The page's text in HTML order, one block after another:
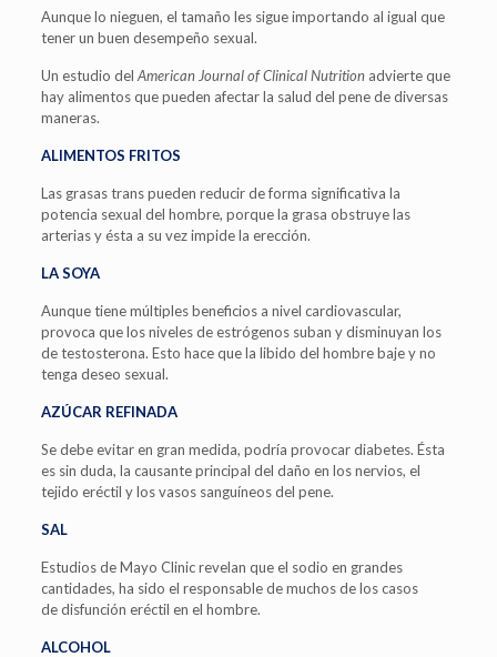
Aunque lo nieguen, el tamaño les sigue importando al igual que
tener un buen desempeño sexual.
Un estudio del American Journal of Clinical Nutritionadvierte que
hay alimentos que pueden afectar la salud del pene de diversas
maneras.
ALIMENTOS FRITOS
Las grasas trans pueden reducir de forma significativa la
potencia sexual del hombre, porque la grasa obstruye las
arterias y ésta a su vez impide la erección.
LA SOYA
Aunque tiene múltiples beneficios a nivel cardiovascular,
provoca que los niveles de estrógenos suban y disminuyan los
de testosterona. Esto hace que la libido del hombre baje y no
tenga deseo sexual.
AZÚCAR REFINADA
Se debe evitar en gran medida, podría provocar diabetes. Ésta
es sin duda, la causante principal del daño en los nervios, el
tejido eréctil y los vasos sanguíneos del pene.
SAL
Estudios de Mayo Clinic revelan que el sodio en grandes
cantidades, ha sido el responsable de muchos de los casos
de disfunción eréctil en el hombre.
ALCOHOL